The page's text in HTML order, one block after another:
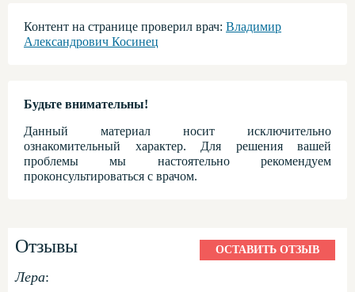
Контент на странице проверил врач: Владимир
Александрович Косинец
Будьте внимательны!
Данный материал носит исключительно
ознакомительный характер. Для решения вашей
проблемы мы настоятельно рекомендуем
проконсультироваться с врачом.
Отзывы ОСТАВИТЬ ОТЗЫВ
Лера: